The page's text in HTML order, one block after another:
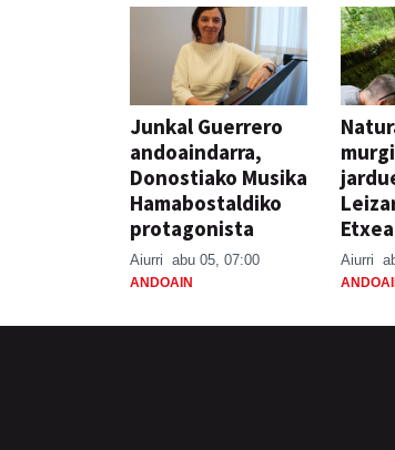
Junkal Guerrero
andoaindarra,
Donostiako Musika
Hamabostaldiko
protagonista
Aiurri abu 05, 07:00
ANDOAIN
Aiurri